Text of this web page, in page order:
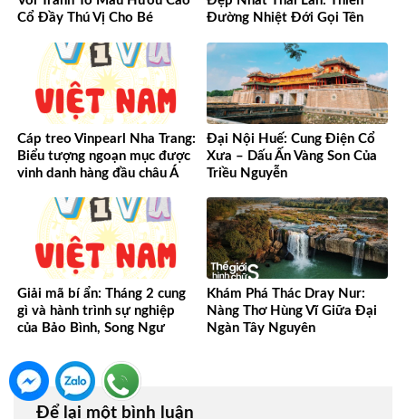
Cổ Đầy Thú Vị Cho Bé
Đường Nhiệt Đới Gọi Tên
Cáp treo Vinpearl Nha Trang:
Biểu tượng ngoạn mục được
vinh danh hàng đầu châu Á
Đại Nội Huế: Cung Điện Cổ
Xưa – Dấu Ấn Vàng Son Của
Triều Nguyễn
Giải mã bí ẩn: Tháng 2 cung
gì và hành trình sự nghiệp
của Bảo Bình, Song Ngư
Khám Phá Thác Dray Nur:
Nàng Thơ Hùng Vĩ Giữa Đại
Ngàn Tây Nguyên
Để lại một bình luận